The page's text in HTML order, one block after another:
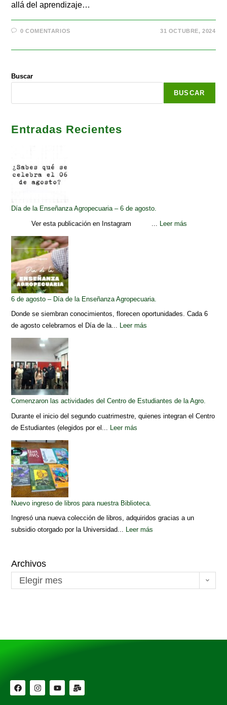
allá del aprendizaje…
0 COMENTARIOS 31 OCTUBRE, 2024
Buscar
BUSCAR
Entradas Recientes
Día de la Enseñanza Agropecuaria – 6 de agosto.
Ver esta publicación en Instagram ... Leer más
6 de agosto – Día de la Enseñanza Agropecuaria.
Donde se siembran conocimientos, florecen oportunidades. Cada 6
de agosto celebramos el Día de la... Leer más
Comenzaron las actividades del Centro de Estudiantes de la Agro.
Durante el inicio del segundo cuatrimestre, quienes integran el Centro
de Estudiantes (elegidos por el... Leer más
Nuevo ingreso de libros para nuestra Biblioteca.
Ingresó una nueva colección de libros, adquiridos gracias a un
subsidio otorgado por la Universidad... Leer más
Archivos
Elegir mes